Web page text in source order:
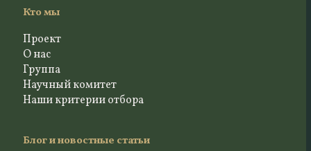
Кто мы
Проект
О нас
Группа
Научный комитет
Наши критерии отбора
Блог и новостные статьи